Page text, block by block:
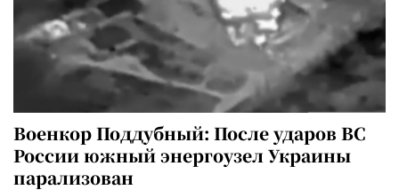
Военкор Поддубный: После ударов ВС
России южный энергоузел Украины
парализован